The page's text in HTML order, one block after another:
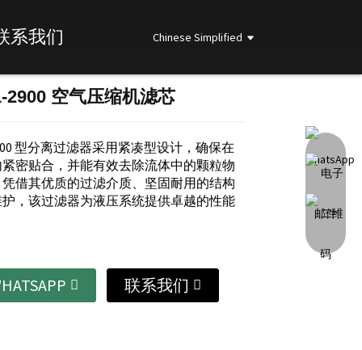
系我们 Chinese Simplified
Loading...
Loading...
2900 空气压缩机滤芯
型分离过滤器采用紧凑型设计，确保在
密贴合，并能有效去除流体中的颗粒物
借其优质的过滤介质、坚固耐用的结构
，该过滤器为液压系统提供卓越的性能
联系我们